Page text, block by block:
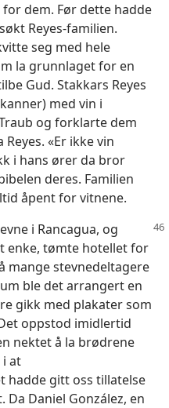
dem. Før dette hadde
Reyes-familien.
seg med hele
la grunnlaget for en
Gud. Stakkars Reyes
med vin i
og forklarte dem
Reyes. «Er ikke vin
i hans ører da bror
deres. Familien
åpent for vitnene.
i Rancagua, og
enke, tømte hotellet for
mange stevnedeltagere
ble det arrangert en
gikk med plakater som
oppstod imidlertid
nektet å la brødrene
i at
hadde gitt oss tillatelse
Daniel González, en